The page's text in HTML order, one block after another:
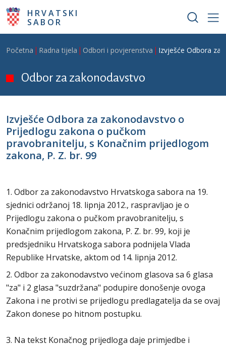
Skoči na glavni sadržaj
HRVATSKI
SABOR
Breadcrumb
Početna Radna tijela Odbori i povjerenstva Izvješće Odbora za
Odbor za zakonodavstvo
Izvješće Odbora za zakonodavstvo o
Prijedlogu zakona o pučkom
pravobranitelju, s Konačnim prijedlogom
zakona, P. Z. br. 99
1. Odbor za zakonodavstvo Hrvatskoga sabora na 19.
sjednici održanoj 18. lipnja 2012., raspravljao je o
Prijedlogu zakona o pučkom pravobranitelju, s
Konačnim prijedlogom zakona, P. Z. br. 99, koji je
predsjedniku Hrvatskoga sabora podnijela Vlada
Republike Hrvatske, aktom od 14. lipnja 2012.
2. Odbor za zakonodavstvo većinom glasova sa 6 glasa
"za" i 2 glasa "suzdržana" podupire donošenje ovoga
Zakona i ne protivi se prijedlogu predlagatelja da se ovaj
Zakon donese po hitnom postupku.
3. Na tekst Konačnog prijedloga daje primjedbe i